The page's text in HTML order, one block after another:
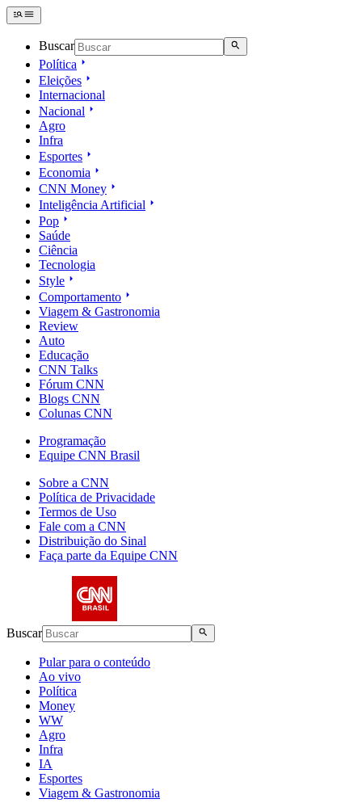
Buscar
Política
Eleições
Internacional
Nacional
Agro
Infra
Esportes
Economia
CNN Money
Inteligência Artificial
Pop
Saúde
Ciência
Tecnologia
Style
Comportamento
Viagem & Gastronomia
Review
Auto
Educação
CNN Talks
Fórum CNN
Blogs CNN
Colunas CNN
Programação
Equipe CNN Brasil
Sobre a CNN
Política de Privacidade
Termos de Uso
Fale com a CNN
Distribuição do Sinal
Faça parte da Equipe CNN
Buscar
Pular para o conteúdo
Ao vivo
Política
Money
WW
Agro
Infra
IA
Esportes
Viagem & Gastronomia